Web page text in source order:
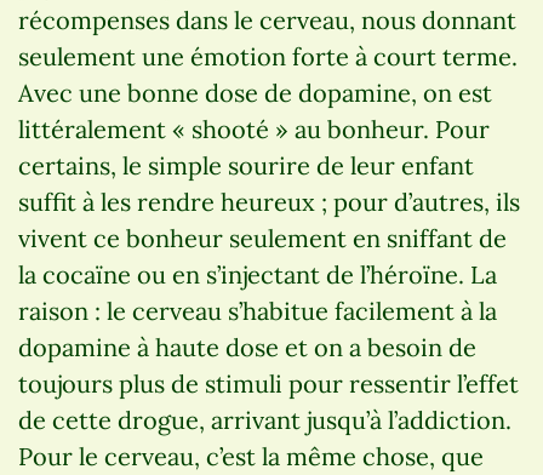
récompenses dans le cerveau, nous donnant
seulement une émotion forte à court terme.
Avec une bonne dose de dopamine, on est
littéralement « shooté » au bonheur. Pour
certains, le simple sourire de leur enfant
suffit à les rendre heureux ; pour d’autres, ils
vivent ce bonheur seulement en sniffant de
la cocaïne ou en s’injectant de l’héroïne. La
raison : le cerveau s’habitue facilement à la
dopamine à haute dose et on a besoin de
toujours plus de stimuli pour ressentir l’effet
de cette drogue, arrivant jusqu’à l’addiction.
Pour le cerveau, c’est la même chose, que